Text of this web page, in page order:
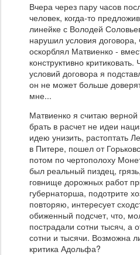
Вчера через пару часов
человек, когда-то
линейке с Володей
нарушил условия договора,
оскорблял Матвиенко -
конструктивно
условий договора я
он не может больше
мне...
Матвиенко я считаю верной
брать в расчет не идеи
идею унизить, растоптать
в Питере, пошел от
потом по чертополоху
был реальный пиздец,
говнище дорожных работ
губернаторша, подотрите
повторяю, интересует
обиженный подсчет, что,
пострадали сотни тысяч, а
сотни и тысячи. Возможна
критика Адольфа?